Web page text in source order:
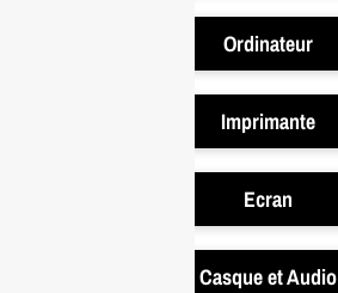
Ordinateur
Imprimante
Ecran
Casque et Audio